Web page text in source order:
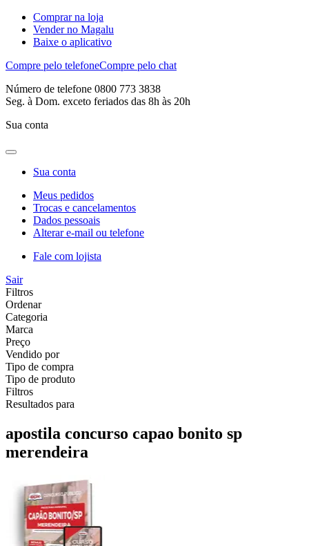
Comprar na loja
Vender no Magalu
Baixe o aplicativo
Compre pelo telefoneCompre pelo chat
Número de telefone 0800 773 3838
Seg. à Dom. exceto feriados das 8h às 20h
Sua conta
Sua conta
Meus pedidos
Trocas e cancelamentos
Dados pessoais
Alterar e-mail ou telefone
Fale com lojista
Sair
Filtros
Ordenar
Categoria
Marca
Preço
Vendido por
Tipo de compra
Tipo de produto
Filtros
Resultados para
apostila concurso capao bonito sp
merendeira